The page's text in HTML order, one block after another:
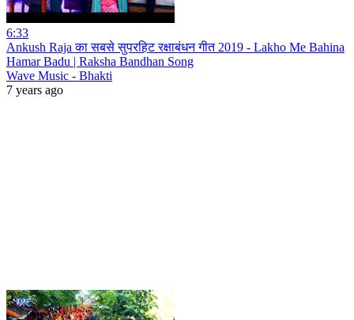
6:33
Ankush Raja का सबसे सुपरहिट रक्षाबंधन गीत 2019 - Lakho Me Bahina
Hamar Badu | Raksha Bandhan Song
Wave Music - Bhakti
7 years ago